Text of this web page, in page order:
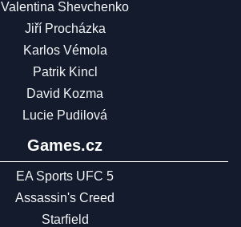
Valentina Shevchenko
Jiří Procházka
Karlos Vémola
Patrik Kincl
David Kozma
Lucie Pudilová
Games.cz
EA Sports UFC 5
Assassin's Creed
Starfield